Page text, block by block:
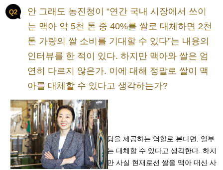
Q2
안 그래도 농진청이 “연간 국내 시장에서 쓰이
는 맥아 약 5천 톤 중 40%를 쌀로 대체하면 2천
톤 가량의 쌀 소비를 기대할 수 있다”는 내용의
인터뷰를 한 적이 있다. 하지만 맥아와 쌀은 엄
연히 다르지 않은가. 이에 대해 정말로 쌀이 맥
아를 대체할 수 있다고 생각하는가?
당을 제공하는 역할로 본다면, 일부
는 대체할 수 있다고 생각한다. 하지
만 사실 현재로선 쌀을 맥아 대신 사